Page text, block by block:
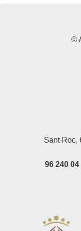
©
Sant Roc,
96 240